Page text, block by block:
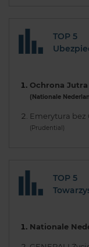
TOP 5
Ochrona Jutra
(Nationale
Emerytura bez
(Prudential)
TOP 5
Nationale